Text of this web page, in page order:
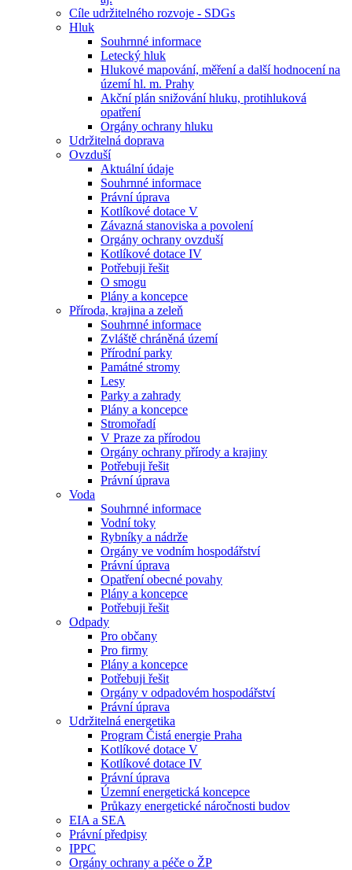
Cíle udržitelného rozvoje - SDGs
Hluk
Souhrnné informace
Letecký hluk
Hlukové mapování, měření a další hodnocení na
území hl. m. Prahy
Akční plán snižování hluku, protihluková
opatření
Orgány ochrany hluku
Udržitelná doprava
Ovzduší
Aktuální údaje
Souhrnné informace
Právní úprava
Kotlíkové dotace V
Závazná stanoviska a povolení
Orgány ochrany ovzduší
Kotlíkové dotace IV
Potřebuji řešit
O smogu
Plány a koncepce
Příroda, krajina a zeleň
Souhrnné informace
Zvláště chráněná území
Přírodní parky
Památné stromy
Lesy
Parky a zahrady
Plány a koncepce
Stromořadí
V Praze za přírodou
Orgány ochrany přírody a krajiny
Potřebuji řešit
Právní úprava
Voda
Souhrnné informace
Vodní toky
Rybníky a nádrže
Orgány ve vodním hospodářství
Právní úprava
Opatření obecné povahy
Plány a koncepce
Potřebuji řešit
Odpady
Pro občany
Pro firmy
Plány a koncepce
Potřebuji řešit
Orgány v odpadovém hospodářství
Právní úprava
Udržitelná energetika
Program Čistá energie Praha
Kotlíkové dotace V
Kotlíkové dotace IV
Právní úprava
Územní energetická koncepce
Průkazy energetické náročnosti budov
EIA a SEA
Právní předpisy
IPPC
Orgány ochrany a péče o ŽP